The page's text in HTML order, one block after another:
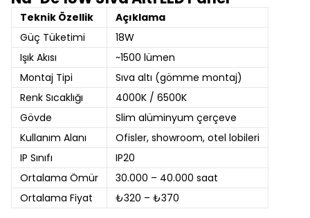
Teknik Özellik
Açıklama
Güç Tüketimi
18W
Işık Akısı
~1500 lümen
Montaj Tipi
Sıva altı (gömme montaj)
Renk Sıcaklığı
4000K / 6500K
Gövde
Slim alüminyum çerçeve
Kullanım Alanı
Ofisler, showroom, otel lobileri
IP Sınıfı
IP20
Ortalama Ömür
30.000 – 40.000 saat
Ortalama Fiyat
₺320 – ₺370